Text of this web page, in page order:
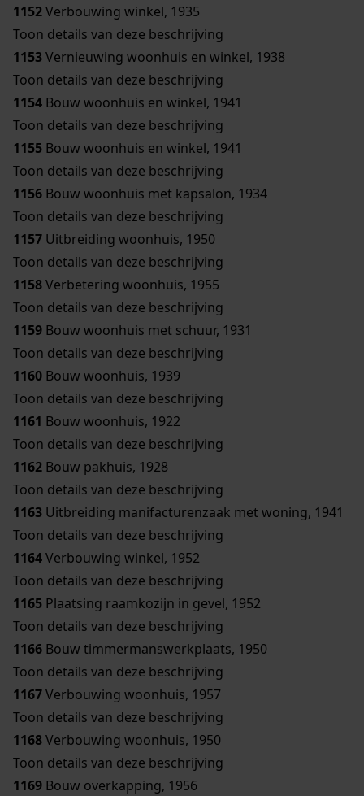
1152Verbouwing winkel, 1935
Toon details van deze beschrijving
1153Vernieuwing woonhuis en winkel, 1938
Toon details van deze beschrijving
1154 Bouw woonhuis en winkel, 1941
Toon details van deze beschrijving
1155 Bouw woonhuis en winkel, 1941
Toon details van deze beschrijving
1156 Bouw woonhuis met kapsalon, 1934
Toon details van deze beschrijving
1157 Uitbreiding woonhuis, 1950
Toon details van deze beschrijving
1158Verbetering woonhuis, 1955
Toon details van deze beschrijving
1159 Bouw woonhuis met schuur, 1931
Toon details van deze beschrijving
1160 Bouw woonhuis, 1939
Toon details van deze beschrijving
1161 Bouw woonhuis, 1922
Toon details van deze beschrijving
1162 Bouw pakhuis, 1928
Toon details van deze beschrijving
1163 Uitbreiding manifacturenzaak met woning, 1941
Toon details van deze beschrijving
1164Verbouwing winkel, 1952
Toon details van deze beschrijving
1165 Plaatsing raamkozijn in gevel, 1952
Toon details van deze beschrijving
1166 Bouw timmermanswerkplaats, 1950
Toon details van deze beschrijving
1167Verbouwing woonhuis, 1957
Toon details van deze beschrijving
1168Verbouwing woonhuis, 1950
Toon details van deze beschrijving
1169 Bouw overkapping, 1956